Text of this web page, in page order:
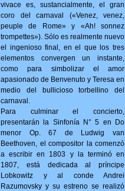
vivace es, sustancialmente, el gran
coro del carnaval («Venez, venez,
peuple de Rome» y «Ah! sonnez
trompettes»). Sólo es realmente nuevo
el ingenioso final, en el que los tres
elementos convergen un instante,
como para simbolizar el amor
apasionado de Benvenuto y Teresa en
medio del bullicioso torbellino del
carnaval.
Para culminar el concierto,
presentarán la Sinfonía N° 5 en Do
menor Op. 67 de Ludwig van
Beethoven, el compositor la comenzó
a escribir en 1803 y la terminó en
1807, está dedicada al príncipe
Lobkowitz y al conde Andrei
Razumovsky y su estreno se realizó